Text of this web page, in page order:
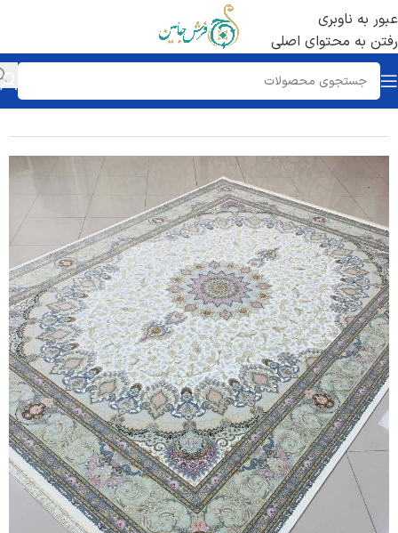
عبور به ناوبری
رفتن به محتوای اصلی
خانه/فرش 1700 شانه /تراکم 5100